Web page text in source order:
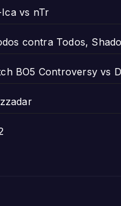
vs nTr
contra Todos,
BO5 Controversy vs